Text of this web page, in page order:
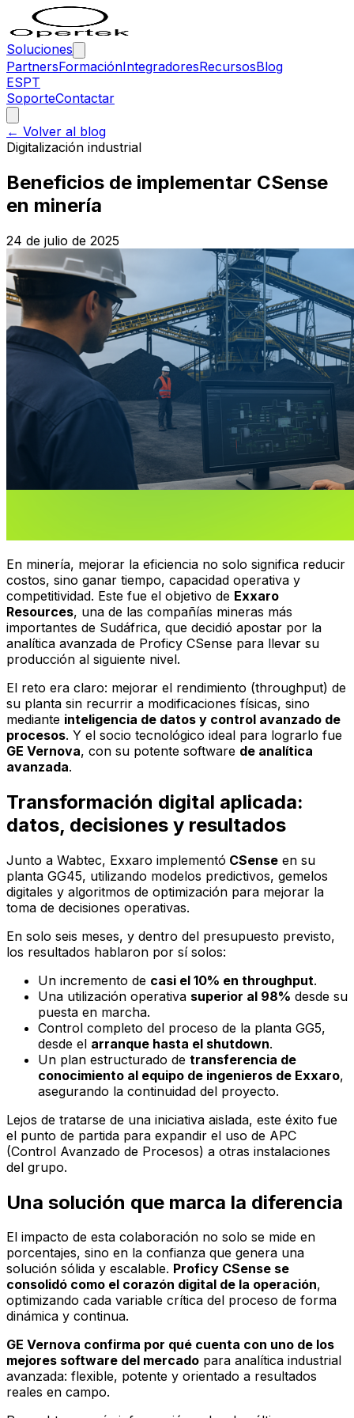
Soluciones
PartnersFormaciónIntegradoresRecursosBlog
ESPT
SoporteContactar
← Volver al blog
Digitalización industrial
Beneficios de implementar CSense
en minería
24 de julio de 2025
En minería, mejorar la eficiencia no solo significa reducir
costos, sino ganar tiempo, capacidad operativa y
competitividad. Este fue el objetivo de Exxaro
Resources, una de las compañías mineras más
importantes de Sudáfrica, que decidió apostar por la
analítica avanzada de Proficy CSense para llevar su
producción al siguiente nivel.
El reto era claro: mejorar el rendimiento (throughput) de
su planta sin recurrir a modificaciones físicas, sino
mediante inteligencia de datos y control avanzado de
procesos. Y el socio tecnológico ideal para lograrlo fue
GE Vernova, con su potente software de analítica
avanzada.
Transformación digital aplicada:
datos, decisiones y resultados
Junto a Wabtec, Exxaro implementó CSense en su
planta GG45, utilizando modelos predictivos, gemelos
digitales y algoritmos de optimización para mejorar la
toma de decisiones operativas.
En solo seis meses, y dentro del presupuesto previsto,
los resultados hablaron por sí solos:
Un incremento de casi el 10% en throughput.
Una utilización operativa superior al 98% desde su
puesta en marcha.
Control completo del proceso de la planta GG5,
desde el arranque hasta el shutdown.
Un plan estructurado de transferencia de
conocimiento al equipo de ingenieros de Exxaro,
asegurando la continuidad del proyecto.
Lejos de tratarse de una iniciativa aislada, este éxito fue
el punto de partida para expandir el uso de APC
(Control Avanzado de Procesos) a otras instalaciones
del grupo.
Una solución que marca la diferencia
El impacto de esta colaboración no solo se mide en
porcentajes, sino en la confianza que genera una
solución sólida y escalable. Proficy CSense se
consolidó como el corazón digital de la operación,
optimizando cada variable crítica del proceso de forma
dinámica y continua.
GE Vernova confirma por qué cuenta con uno de los
mejores software del mercado para analítica industrial
avanzada: flexible, potente y orientado a resultados
reales en campo.